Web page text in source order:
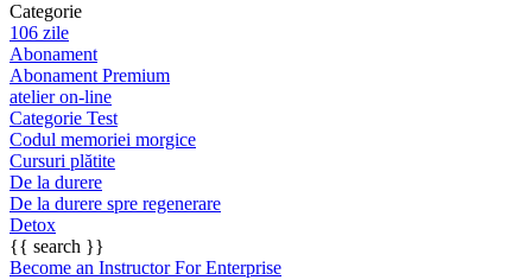
Categorie
106 zile
Abonament
Abonament Premium
atelier on-line
Categorie Test
Codul memoriei morgice
Cursuri plătite
De la durere
De la durere spre regenerare
Detox
{{ search }}
Become an Instructor For Enterprise